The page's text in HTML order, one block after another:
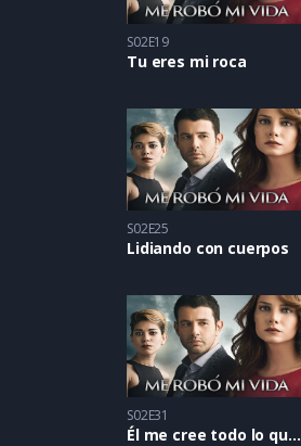
S02E19
Tu eres mi roca
S02E25
Lidiando con cuerpos
S02E31
Él me cree todo lo que digo